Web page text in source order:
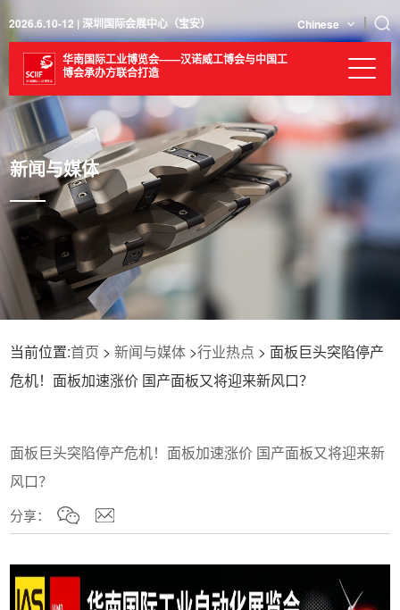
2026.6.10-12 | 深圳国际会展中心（宝安） Chinese
华南国际工业博览会——汉诺威工博会与中国工
博会承办方联合打造
新闻与媒体
当前位置:首页 >新闻与媒体 >行业热点 > ​面板巨头突陷停产
危机！面板加速涨价 国产面板又将迎来新风口？
​面板巨头突陷停产危机！面板加速涨价 国产面板又将迎来新
风口？
分享：